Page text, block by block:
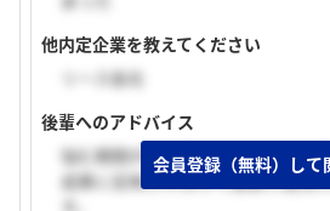
他内定企業を教えてください
リース各社
後輩へのアドバイス
悩む期間が長く精神的に厳しい時
成果に反映されるので愚直に就活
会員登録（無料）して